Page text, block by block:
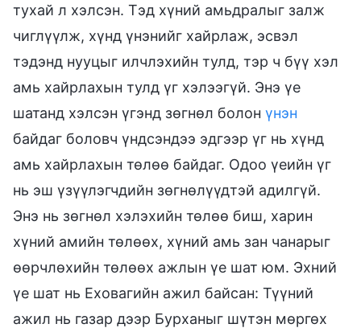
тухай л хэлсэн. Тэд хүний амьдралыг залж
чиглүүлж, хүнд үнэнийг хайрлаж, эсвэл
тэдэнд нууцыг илчлэхийн тулд, тэр ч бүү хэл
амь хайрлахын тулд үг хэлээгүй. Энэ үе
шатанд хэлсэн үгэнд зөгнөл болон үнэн
байдаг боловч үндсэндээ эдгээр үг нь хүнд
амь хайрлахын төлөө байдаг. Одоо үеийн үг
нь эш үзүүлэгчдийн зөгнөлүүдтэй адилгүй.
Энэ нь зөгнөл хэлэхийн төлөө биш, харин
хүний амийн төлөөх, хүний амь зан чанарыг
өөрчлөхийн төлөөх ажлын үе шат юм. Эхний
үе шат нь Еховагийн ажил байсан: Түүний
ажил нь газар дээр Бурханыг шүтэн мөргөх